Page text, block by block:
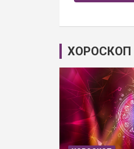
ХОРОСКОП